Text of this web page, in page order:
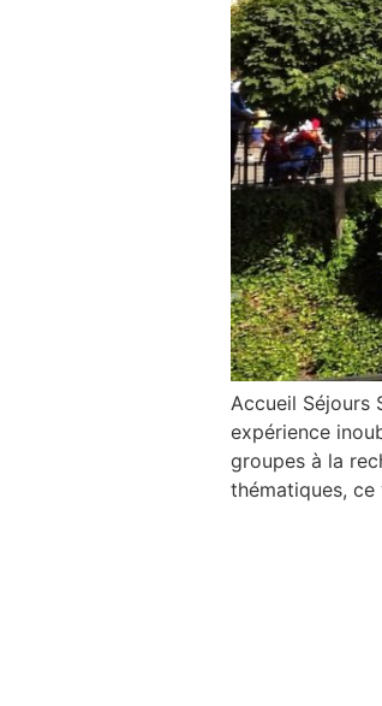
Accueil Séjours
expérience
groupes à la
thématiques,